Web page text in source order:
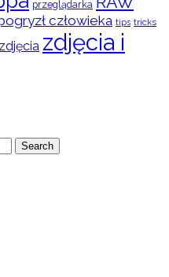
przeglądarka
człowieka tips tricks
zdjęcia zdjęcia i
Search